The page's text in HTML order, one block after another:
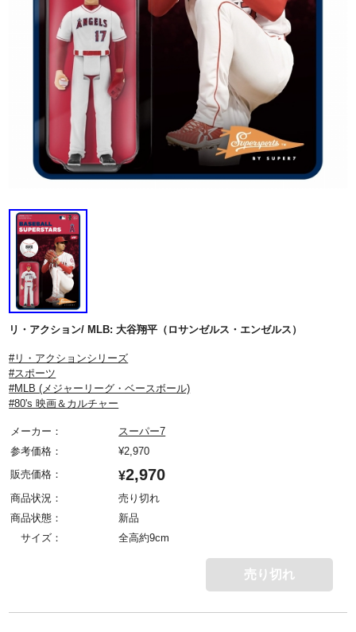
リ・アクション/ MLB: 大谷翔平（ロサンゼルス・エンゼルス）
#リ・アクションシリーズ
#スポーツ
#MLB (メジャーリーグ・ベースボール)
#80's 映画＆カルチャー
メーカー：
スーパー7
参考価格：
¥2,970
販売価格：
¥2,970
商品状況：
売り切れ
商品状態：
新品
サイズ：
全高約9cm
売り切れ